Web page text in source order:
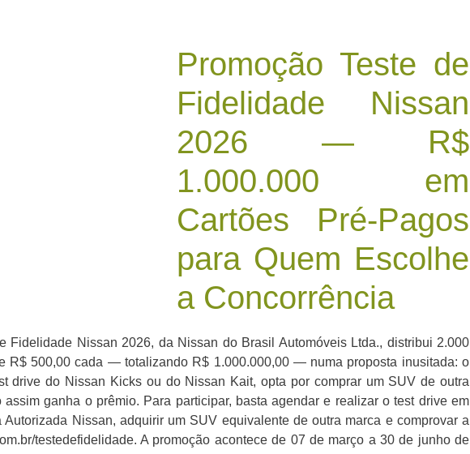
Promoção Teste de
Fidelidade Nissan
2026 — R$
1.000.000 em
Cartões Pré-Pagos
para Quem Escolhe
a Concorrência
Fidelidade Nissan 2026, da Nissan do Brasil Automóveis Ltda., distribui 2.000
R$ 500,00 cada — totalizando R$ 1.000.000,00 — numa proposta inusitada: o
drive do Nissan Kicks ou do Nissan Kait, opta por comprar um SUV de outra
assim ganha o prêmio. Para participar, basta agendar e realizar o test drive em
Autorizada Nissan, adquirir um SUV equivalente de outra marca e comprovar a
testedefidelidade. A promoção acontece de 07 de março a 30 de junho de